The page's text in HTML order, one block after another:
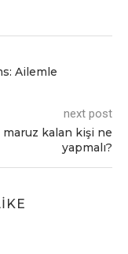
Ailеmlе
next post
maruz kalan kişi nе
yapmalı?